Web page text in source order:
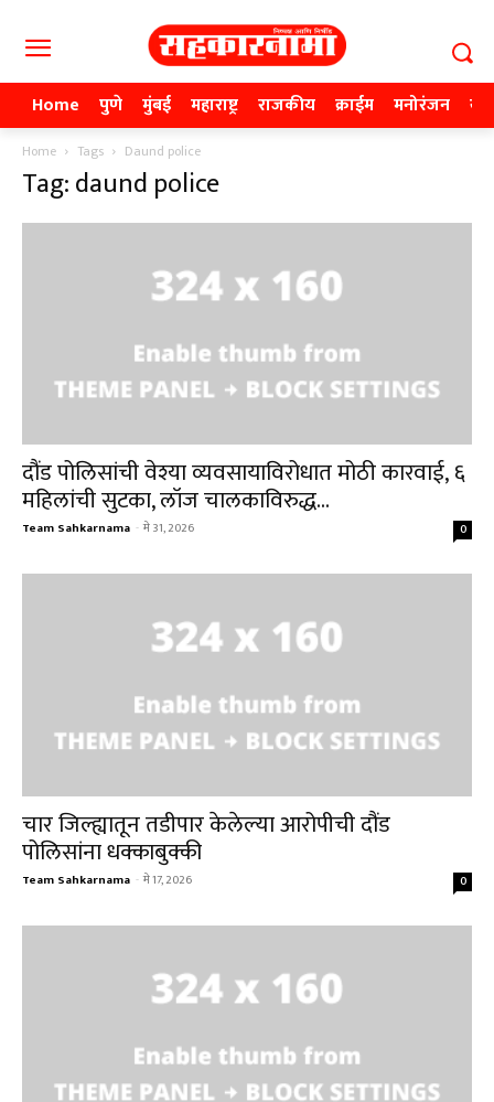
Home पुणे मुंबई महाराष्ट्र राजकीय क्राईम मनोरंजन
Home Tags Daund police
Tag: daund police
दौंड पोलिसांची वेश्या व्यवसायाविरोधात मोठी कारवाई, ६
महिलांची सुटका, लॉज चालकाविरुद्ध...
Team Sahkarnama - मे 31, 2026 0
चार जिल्ह्यातून तडीपार केलेल्या आरोपीची दौंड
पोलिसांना धक्काबुक्की
Team Sahkarnama - मे 17, 2026 0